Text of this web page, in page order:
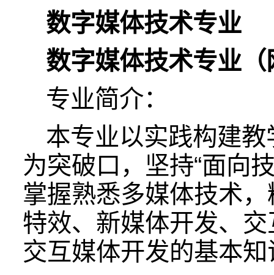
数字媒体技术专业
数字媒体技术专业
专业简介：
本专业以实践构建
为突破口，坚持“面向
掌握熟悉多媒体技术
特效、新媒体开发、
交互媒体开发的基本